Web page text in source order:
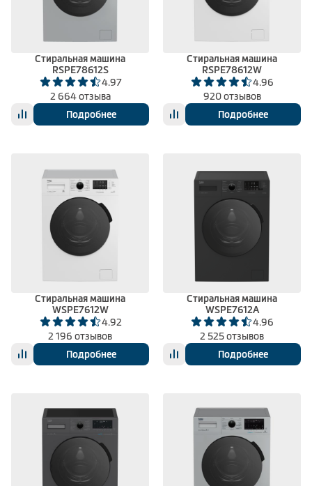
Климатическая техника
Сравнить
Стиральная машина
RSPE78612S
4.97
2 664 отзыва
Подробнее
Стиральная машина
RSPE78612W
4.96
920 отзывов
Подробнее
Стиральная машина
WSPE7612W
4.92
2 196 отзывов
Подробнее
Стиральная машина
WSPE7612A
4.96
2 525 отзывов
Подробнее